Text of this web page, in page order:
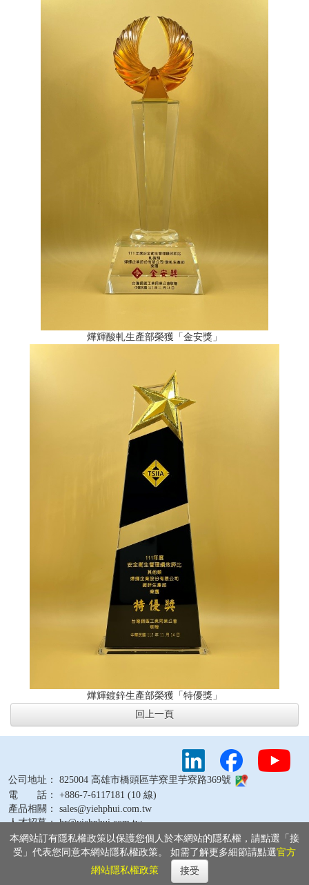
燁輝酸軋生產部榮獲「金安獎」
燁輝鍍鋅生產部榮獲「特優獎」
回上一頁
公司地址： 825004 高雄市橋頭區芋寮里芋寮路369號
電 話： +886-7-6117181 (10 線)
產品相關： sales@yiehphui.com.tw
人才招募： hr@yiehphui.com.tw
其他問題： webmaster@yiehphui.com.tw
Copyright © 2026 燁輝企業股份有限公司 版權所有
本網站訂有隱私權政策以保護您個人於本網站的隱私權，請點選「接
受」代表您同意本網站隱私權政策。 如需了解更多細節請點選官方
網站隱私權政策
接受